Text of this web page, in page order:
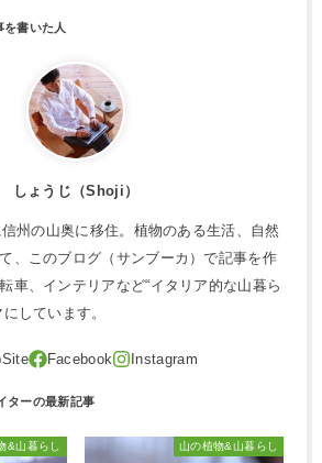
しょうじ（Shoji）
州の山奥に移住。植物のある生活、自然
、このブログ（サンブーカ）で記事を作
車、インテリアなど“イタリア的な山暮ら
しています。
&山暮らし 山の植物&山暮らし